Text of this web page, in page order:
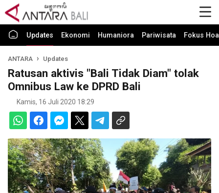
Updates Ekonomi Humaniora Pariwisata Fokus
ANTARA Updates
Ratusan aktivis "Bali Tidak Diam" tolak
Omnibus Law ke DPRD Bali
Kamis, 16 Juli 2020 18:29